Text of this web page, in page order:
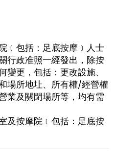
﹝包括：足底按摩﹞人士
行政准照一經發出，除按
變更，包括：更改設施、
場所地圵、所有權/經營權
業及關閉場所等，均有需
及按摩院﹝包括：足底按